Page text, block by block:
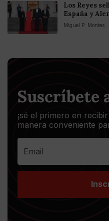
Los Reyes
España y
Miguel P. Montes
Suscríbete
¡sé el primero en
manera conveniente